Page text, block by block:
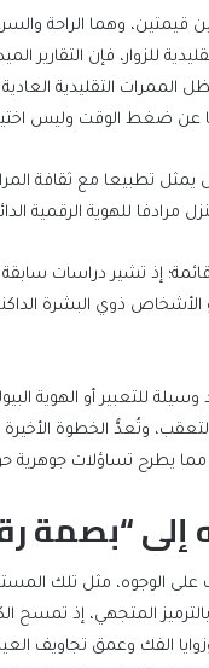
قيمتين، وهما الراحة
للزوار، فإن
الممرات التقليدية
عن ضغط الوقت وليس
يمثل تطبيعا مع ثقافة
مرادفا للهوية الرقمية
إذ تشير دراسات
الأشخاص ذوي البشرة
للتعبير أو الهوية
وتُعدُّ الخطوة
مما يطرح تساؤلات جوهرية
“بصمة
على الوجوه، مثل تلك
المتجهي، إذ تمسح
الفك وعمق تجاويف